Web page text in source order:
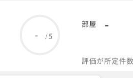
- /5
部屋 -
評価が所定件